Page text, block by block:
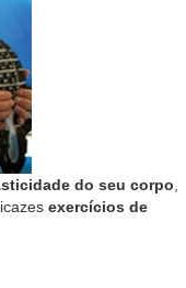
do seu corpo
exercícios de